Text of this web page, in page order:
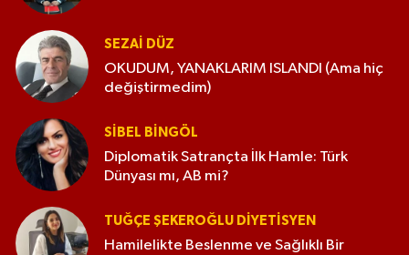
SEZAI DÜZ
OKUDUM, YANAKLARIM ISLANDI (Ama hiç
değiştirmedim)
SIBEL BINGÖL
Diplomatik Satrançta İlk Hamle: Türk
Dünyası mı, AB mi?
TUĞÇE ŞEKEROĞLU DIYETISYEN
Hamilelikte Beslenme ve Sağlıklı Bir